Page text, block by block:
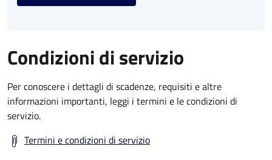
Condizioni di servizio
Per conoscere i dettagli di scadenze, requisiti e altre
informazioni importanti, leggi i termini e le condizioni di
servizio.
Termini e condizioni di servizio